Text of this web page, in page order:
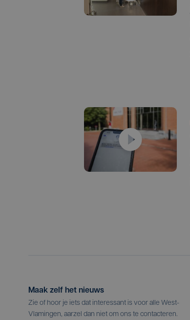
Maak zelf het nieuws
Zie of hoor je iets dat interessant is voor alle West-
Vlamingen, aarzel dan niet om ons te contacteren.